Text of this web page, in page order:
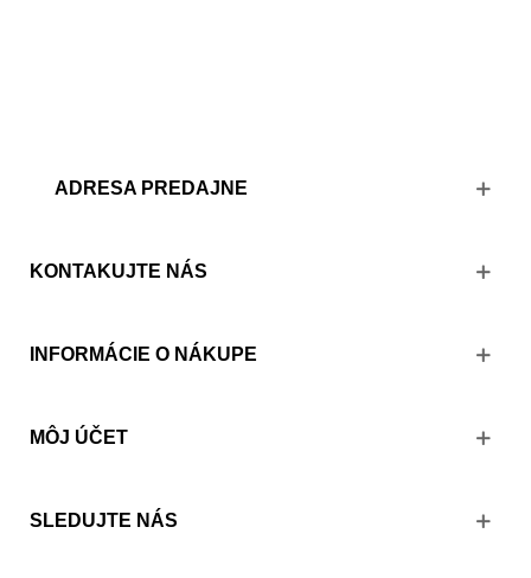
ADRESA PREDAJNE
KONTAKUJTE NÁS
INFORMÁCIE O NÁKUPE
MÔJ ÚČET
SLEDUJTE NÁS